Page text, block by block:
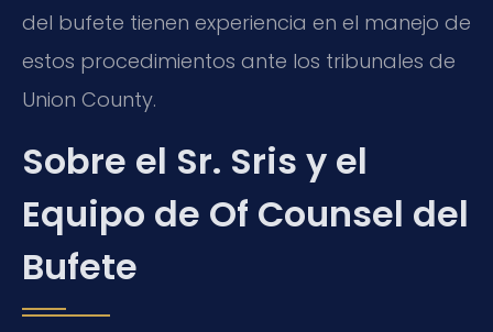
del bufete tienen experiencia en el manejo de
estos procedimientos ante los tribunales de
Union County.
Sobre el Sr. Sris y el
Equipo de Of Counsel del
Bufete